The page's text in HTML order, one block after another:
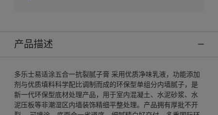
产品描述
多乐士易适涂五合一抗裂腻子膏 采用优质净味乳液，功能添加
剂与优质填料科学配比调制而成的环保型单组分内墙腻子，是
新一代环保型底材处理产品，用于室内混凝土、水泥砂浆、水
泥压板等非潮湿区内墙装饰精细平整处理。产品拥有厚批不开